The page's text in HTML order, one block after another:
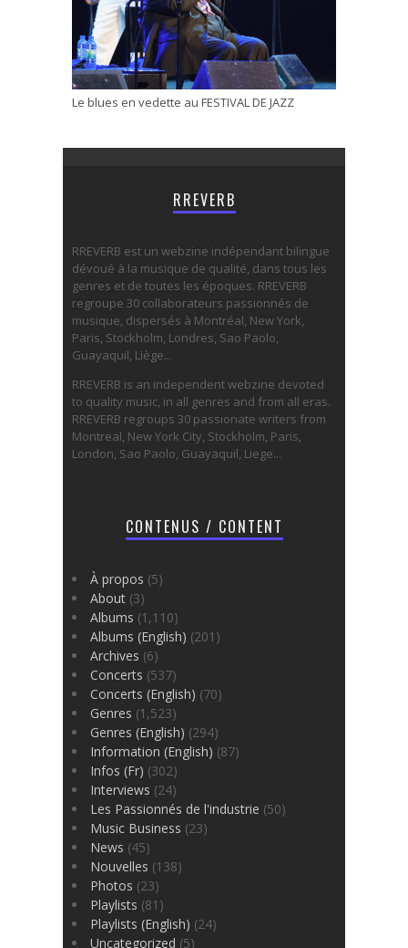
Le blues en vedette au FESTIVAL DE JAZZ
RREVERB
RREVERB est un webzine indépendant bilingue
dévoué à la musique de qualité, dans tous les
genres et de toutes les époques. RREVERB
regroupe 30 collaborateurs passionnés de
musique, dispersés à Montréal, New York,
Paris, Stockholm, Londres, Sao Paolo,
Guayaquil, Liège...
RREVERB is an independent webzine devoted
to quality music, in all genres and from all eras.
RREVERB regroups 30 passionate writers from
Montreal, New York City, Stockholm, Paris,
London, Sao Paolo, Guayaquil, Liege...
CONTENUS / CONTENT
À propos (5)
About (3)
Albums (1,110)
Albums (English) (201)
Archives (6)
Concerts (537)
Concerts (English) (70)
Genres (1,523)
Genres (English) (294)
Information (English) (87)
Infos (Fr) (302)
Interviews (24)
Les Passionnés de l'industrie (50)
Music Business (23)
News (45)
Nouvelles (138)
Photos (23)
Playlists (81)
Playlists (English) (24)
Uncategorized (5)